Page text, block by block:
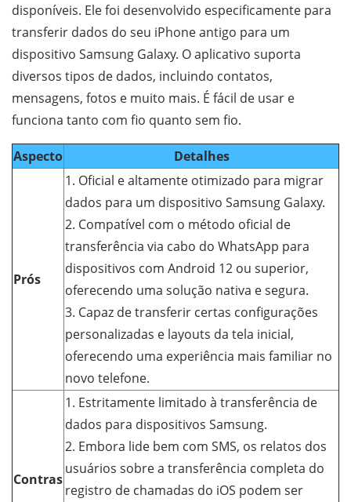
disponíveis. Ele foi desenvolvido especificamente para
transferir dados do seu iPhone antigo para um
dispositivo Samsung Galaxy. O aplicativo suporta
diversos tipos de dados, incluindo contatos,
mensagens, fotos e muito mais. É fácil de usar e
funciona tanto com fio quanto sem fio.
Aspecto Detalhes
Prós
1. Oficial e altamente otimizado para migrar
dados para um dispositivo Samsung Galaxy.
2. Compatível com o método oficial de
transferência via cabo do WhatsApp para
dispositivos com Android 12 ou superior,
oferecendo uma solução nativa e segura.
3. Capaz de transferir certas configurações
personalizadas e layouts da tela inicial,
oferecendo uma experiência mais familiar no
novo telefone.
Contras
1. Estritamente limitado à transferência de
dados para dispositivos Samsung.
2. Embora lide bem com SMS, os relatos dos
usuários sobre a transferência completa do
registro de chamadas do iOS podem ser